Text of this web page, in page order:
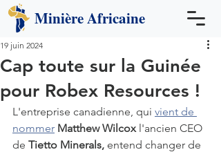
MinièreAfricaine
Cap toute sur la Guinée
pour Robex Resources !
19 juin 2024
L'entreprise canadienne, qui vient de
nommer Matthew Wilcox l'ancien CEO
de Tietto Minerals, entend changer de